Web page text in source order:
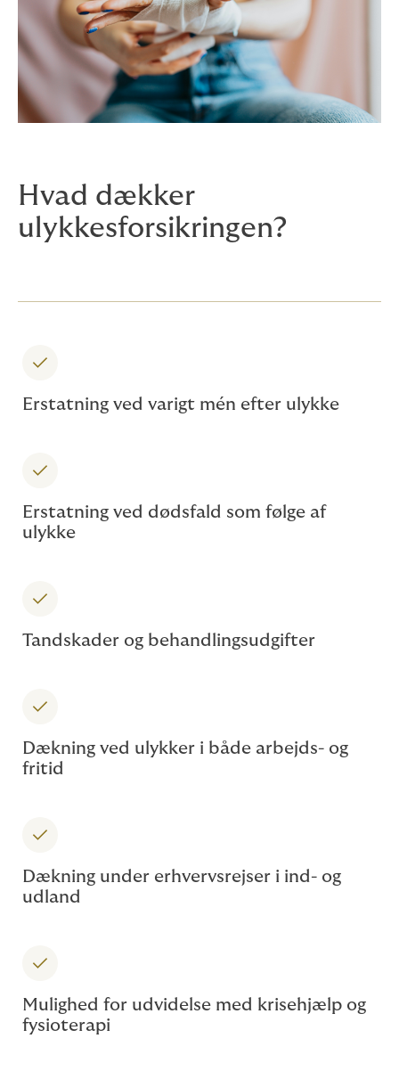
Hvad dækker
ulykkesforsikringen?
Erstatning ved varigt mén efter ulykke
Erstatning ved dødsfald som følge af
ulykke
Tandskader og behandlingsudgifter
Dækning ved ulykker i både arbejds- og
fritid
Dækning under erhvervsrejser i ind- og
udland
Mulighed for udvidelse med krisehjælp og
fysioterapi